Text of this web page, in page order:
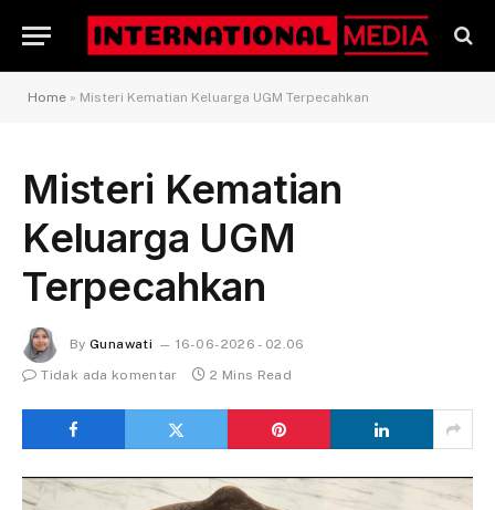
Home » Misteri Kematian Keluarga UGM Terpecahkan
Misteri Kematian
Keluarga UGM
Terpecahkan
By Gunawati
16-06-2026 - 02.06
Tidak ada komentar
2 Mins Read